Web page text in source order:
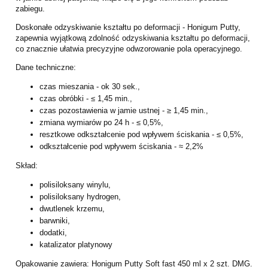
zabiegu.
Doskonałe odzyskiwanie kształtu po deformacji - Honigum Putty,
zapewnia wyjątkową zdolność odzyskiwania kształtu po deformacji,
co znacznie ułatwia precyzyjne odwzorowanie pola operacyjnego.
Dane techniczne:
czas mieszania - ok 30 sek.,
czas obróbki - ≤ 1,45 min.,
czas pozostawienia w jamie ustnej - ≥ 1,45 min.,
zmiana wymiarów po 24 h - ≤ 0,5%,
resztkowe odkształcenie pod wpływem ściskania - ≤ 0,5%,
odkształcenie pod wpływem ściskania - ≈ 2,2%
Skład:
polisiloksany winylu,
polisiloksany hydrogen,
dwutlenek krzemu,
barwniki,
dodatki,
katalizator platynowy
Opakowanie zawiera: Honigum Putty Soft fast 450 ml x 2 szt. DMG.